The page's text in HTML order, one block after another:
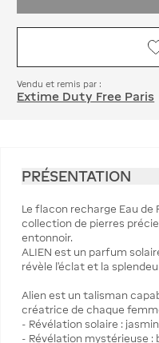
Vendu et remis par :
Extime Duty Free Paris
PRÉSENTATION
Le flacon recharge Eau
collection de pierres
entonnoir.
ALIEN est un parfum
révèle l'éclat et la
Alien est un talisman
créatrice de chaque
- Révélation solaire :
- Révélation mystérieuse :